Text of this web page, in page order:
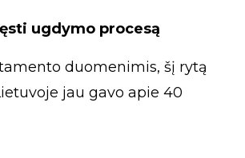
ugdymo procesą
duomenimis, šį rytą
jau gavo apie 40